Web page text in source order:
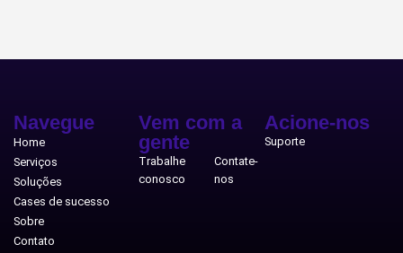
Navegue
Home
Serviços
Soluções
Cases de sucesso
Sobre
Contato
Vem com a
gente
Trabalhe
conosco
Contate-
nos
Acione-nos
Suporte